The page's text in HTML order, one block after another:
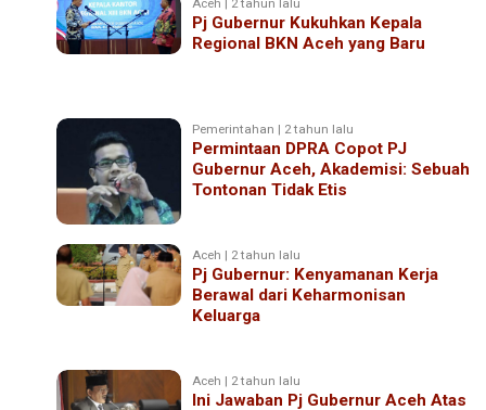
Aceh | 2 tahun lalu
Pj Gubernur Kukuhkan Kepala
Regional BKN Aceh yang Baru
Pemerintahan | 2 tahun lalu
Permintaan DPRA Copot PJ
Gubernur Aceh, Akademisi: Sebuah
Tontonan Tidak Etis
Aceh | 2 tahun lalu
Pj Gubernur: Kenyamanan Kerja
Berawal dari Keharmonisan
Keluarga
Aceh | 2 tahun lalu
Ini Jawaban Pj Gubernur Aceh Atas